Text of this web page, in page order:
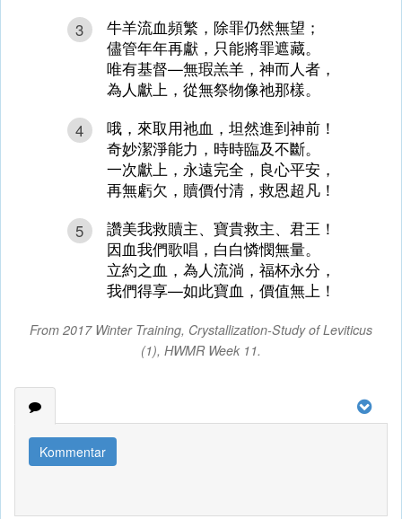
3
牛羊流血頻繁，除罪仍然無望；
儘管年年再獻，只能將罪遮藏。
唯有基督—無瑕羔羊，神而人者，
為人獻上，從無祭物像祂那樣。
4
哦，來取用祂血，坦然進到神前！
奇妙潔淨能力，時時臨及不斷。
一次獻上，永遠完全，良心平安，
再無虧欠，贖價付清，救恩超凡！
5
讚美我救贖主、寶貴救主、君王！
因血我們歌唱，白白憐憫無量。
立約之血，為人流淌，福杯永分，
我們得享—如此寶血，價值無上！
From 2017 Winter Training, Crystallization-Study of Leviticus
(1), HWMR Week 11.
Kommentar